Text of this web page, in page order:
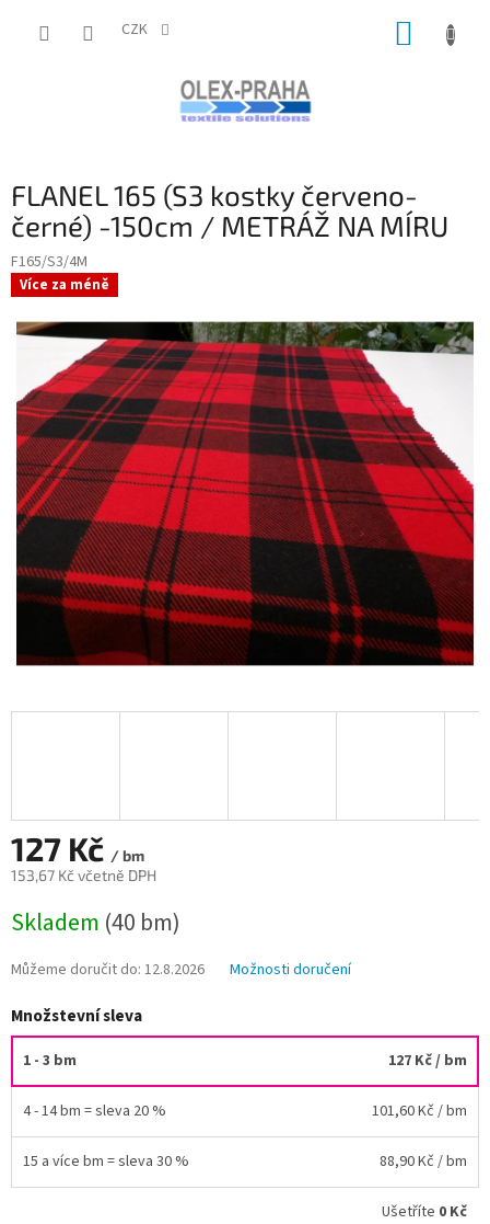
CZK
FLANEL 165 (S3 kostky červeno-
černé) -150cm / METRÁŽ NA MÍRU
F165/S3/4M
Více za méně
127 Kč / bm
153,67 Kč včetně DPH
cena:
Skladem (40 bm)
Můžeme doručit do: 12.8.2026 Možnosti doručení
Množstevní sleva
1 - 3 bm 127 Kč/ bm
4 - 14 bm = sleva 20 % 101,60 Kč / bm
15 a více bm = sleva 30 % 88,90 Kč / bm
Ušetříte 0 Kč